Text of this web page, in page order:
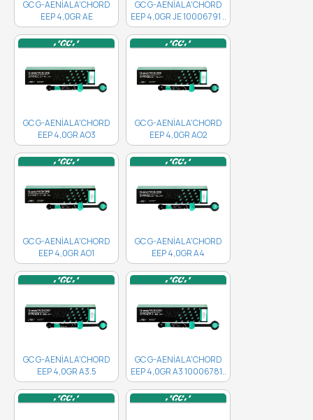
GC G-AENİAL A'CHORD
EEP 4,0GR AE
10006792..
GC G-AENİAL A'CHORD
EEP 4,0GR JE 10006791 ..
GC G-AENİAL A'CHORD
EEP 4,0GR AO3
10006789 ..
GC G-AENİAL A'CHORD
EEP 4,0GR AO2
10006788 ..
GC G-AENİAL A'CHORD
EEP 4,0GR AO1
10006787..
GC G-AENİAL A'CHORD
EEP 4,0GR A4
10006783..
GC G-AENİAL A'CHORD
EEP 4,0GR A3.5
10006782..
GC G-AENİAL A'CHORD
EEP 4,0GR A3 10006781..